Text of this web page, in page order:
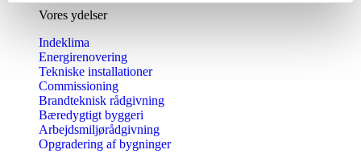
Vores ydelser
Indeklima
Energirenovering
Tekniske installationer
Commissioning
Brandteknisk rådgivning
Bæredygtigt byggeri
Arbejdsmiljørådgivning
Opgradering af bygninger